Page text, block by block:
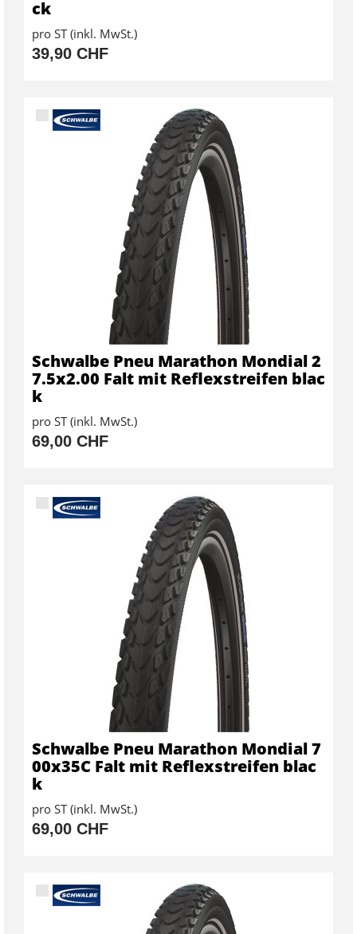
ck
pro ST (inkl. MwSt.)
39,90 CHF
Schwalbe Pneu Marathon Mondial 2
7.5x2.00 Falt mit Reflexstreifen blac
k
pro ST (inkl. MwSt.)
69,00 CHF
Schwalbe Pneu Marathon Mondial 7
00x35C Falt mit Reflexstreifen blac
k
pro ST (inkl. MwSt.)
69,00 CHF